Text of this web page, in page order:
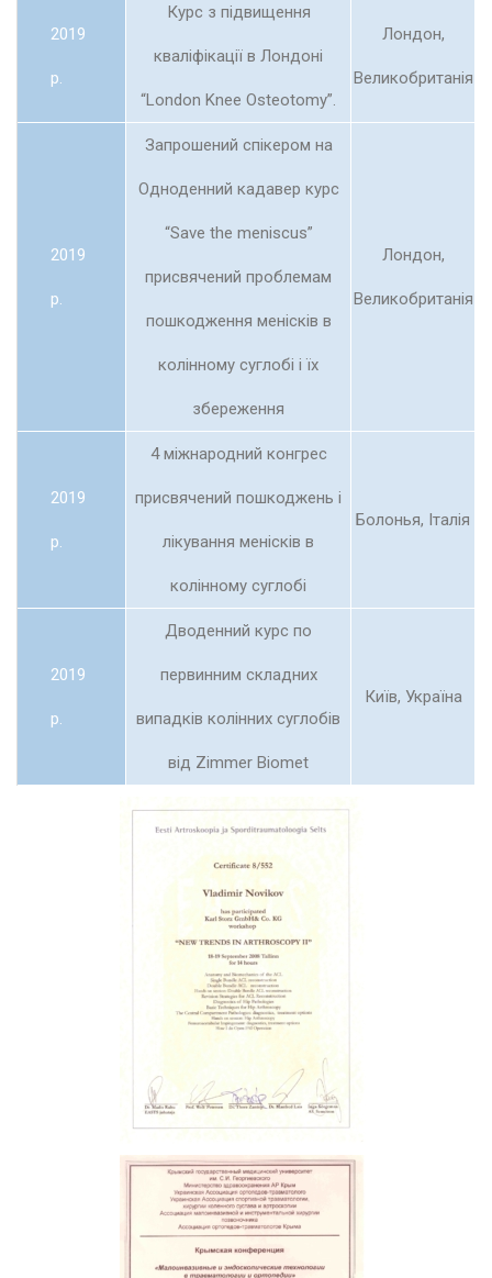
2019
р.
Курс з підвищення
кваліфікації в Лондоні
“London Knee Osteotomy”.
Лондон,
Великобританія
2019
р.
Запрошений спікером на
Одноденний кадавер курс
“Save the meniscus”
присвячений проблемам
пошкодження менісків в
колінному суглобі і їх
збереження
Лондон,
Великобританія
2019
р.
4 міжнародний конгрес
присвячений пошкоджень і
лікування менісків в
колінному суглобі
Болонья, Італія
2019
р.
Дводенний курс по
первинним складних
випадків колінних суглобів
від Zimmer Biomet
Київ, Україна